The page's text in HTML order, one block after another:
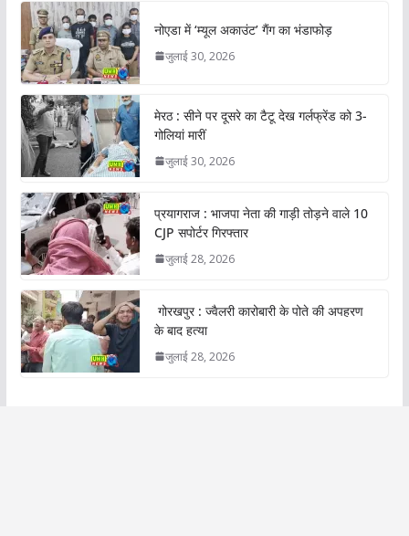
नोएडा में ‘म्यूल अकाउंट’ गैंग का भंडाफोड़
जुलाई 30, 2026
मेरठ : सीने पर दूसरे का टैटू देख गर्लफ्रेंड को 3-
गोलियां मारीं
जुलाई 30, 2026
प्रयागराज : भाजपा नेता की गाड़ी तोड़ने वाले 10
CJP सपोर्टर गिरफ्तार
जुलाई 28, 2026
गोरखपुर : ज्वैलरी कारोबारी के पोते की अपहरण
के बाद हत्या
जुलाई 28, 2026